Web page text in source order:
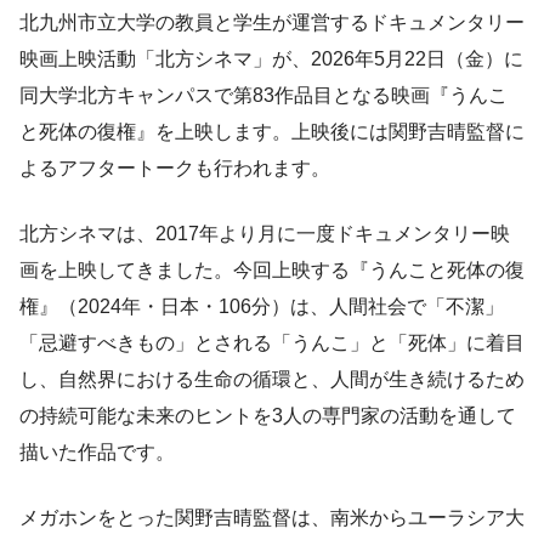
北九州市立大学の教員と学生が運営するドキュメンタリー
映画上映活動「北方シネマ」が、2026年5月22日（金）に
同大学北方キャンパスで第83作品目となる映画『うんこ
と死体の復権』を上映します。上映後には関野吉晴監督に
よるアフタートークも行われます。
北方シネマは、2017年より月に一度ドキュメンタリー映
画を上映してきました。今回上映する『うんこと死体の復
権』（2024年・日本・106分）は、人間社会で「不潔」
「忌避すべきもの」とされる「うんこ」と「死体」に着目
し、自然界における生命の循環と、人間が生き続けるため
の持続可能な未来のヒントを3人の専門家の活動を通して
描いた作品です。
メガホンをとった関野吉晴監督は、南米からユーラシア大